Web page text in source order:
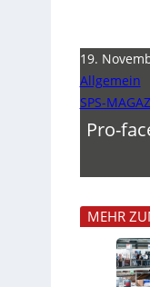
19.
Allgemein
SPS-
Pro-
MEHR